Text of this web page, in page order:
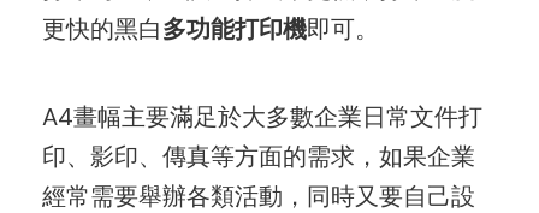
更快的黑白多功能打印機即可。
A4畫幅主要滿足於大多數企業日常文件打
印、影印、傳真等方面的需求，如果企業
經常需要舉辦各類活動，同時又要自己設